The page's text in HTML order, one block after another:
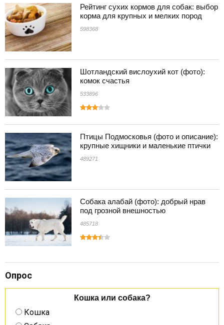
Рейтинг сухих кормов для собак: выбор
корма для крупных и мелких пород
598368
Шотландский вислоухий кот (фото):
комок счастья
533896
Птицы Подмосковья (фото и описание):
крупные хищники и маленькие птички
489271
Собака алабай (фото): добрый нрав
под грозной внешностью
485718
Опрос
Кошка или собака?
Кошка